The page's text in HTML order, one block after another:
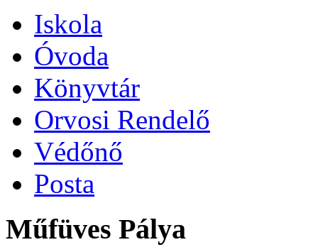
Iskola
Óvoda
Könyvtár
Orvosi Rendelő
Védőnő
Posta
Műfüves Pálya